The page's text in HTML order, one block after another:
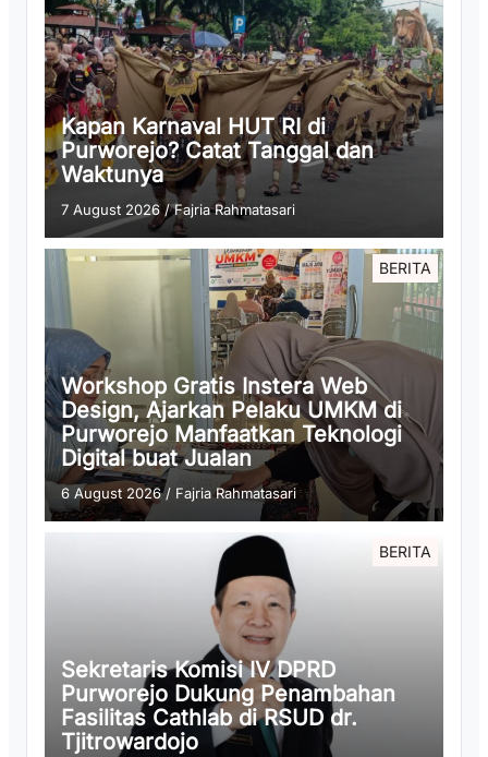
Kapan Karnaval HUT RI di
Purworejo? Catat Tanggal dan
Waktunya
7 August 2026 /Fajria Rahmatasari
BERITA
Workshop Gratis Instera Web
Design, Ajarkan Pelaku UMKM di
Purworejo Manfaatkan Teknologi
Digital buat Jualan
6 August 2026/ Fajria Rahmatasari
BERITA
Sekretaris Komisi IV DPRD
Purworejo Dukung Penambahan
Fasilitas Cathlab di RSUD dr.
Tjitrowardojo